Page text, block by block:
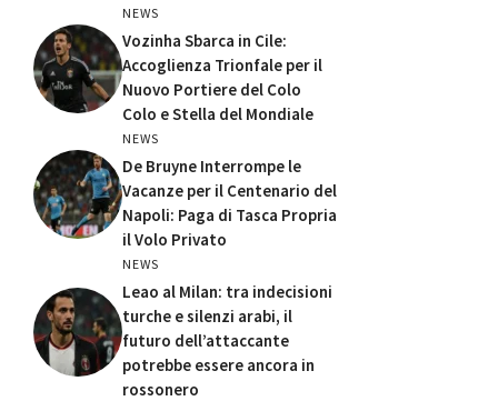
NEWS
Vozinha Sbarca in Cile:
Accoglienza Trionfale per il
Nuovo Portiere del Colo
Colo e Stella del Mondiale
NEWS
De Bruyne Interrompe le
Vacanze per il Centenario del
Napoli: Paga di Tasca Propria
il Volo Privato
NEWS
Leao al Milan: tra indecisioni
turche e silenzi arabi, il
futuro dell’attaccante
potrebbe essere ancora in
rossonero